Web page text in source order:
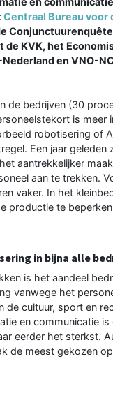
Centraal Bureau voor
de KVK, het
en VNO-
de bedrijven (30
is meer
robotisering of
Een jaar geleden
aantrekkelijker
aan te trekken.
vaker. In het
productie te
in bijna alle
is het aandeel
vanwege het
de cultuur, sport en
en communicatie is
eerder het sterkst.
de meest gekozen